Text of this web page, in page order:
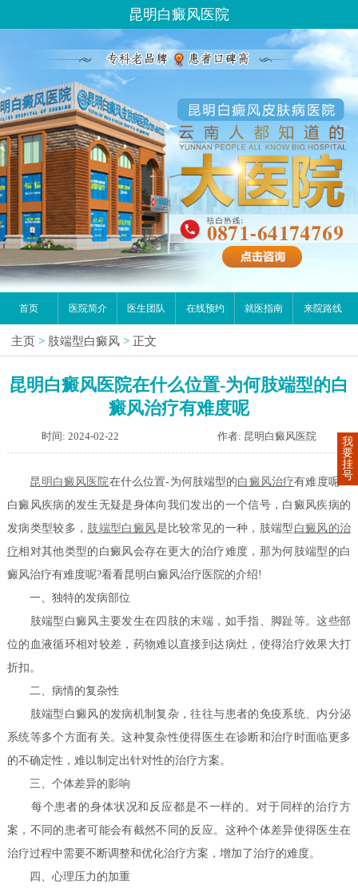
昆明白癜风医院
首页 医院简介 医生团队 在线预约 就医指南 来院路线
主页 > 肢端型白癜风 > 正文
昆明白癜风医院在什么位置-为何肢端型的白
癜风治疗有难度呢
时间: 2024-02-22 作者: 昆明白癜风医院
昆明白癜风医院在什么位置-为何肢端型的白癜风治疗有难度呢？
白癜风疾病的发生无疑是身体向我们发出的一个信号，白癜风疾病的
发病类型较多， 肢端型白癜风是比较常见的一种，肢端型 白癜风的治
疗相对其他类型的白癜风会存在更大的治疗难度，那为何肢端型的白
癜风治疗有难度呢?看看昆明白癜风治疗医院的介绍!
一、独特的发病部位
肢端型白癜风主要发生在四肢的末端，如手指、脚趾等。这些部
位的血液循环相对较差，药物难以直接到达病灶，使得治疗效果大打
折扣。
二、病情的复杂性
肢端型白癜风的发病机制复杂，往往与患者的免疫系统、内分泌
系统等多个方面有关。这种复杂性使得医生在诊断和治疗时面临更多
的不确定性，难以制定出针对性的治疗方案。
三、个体差异的影响
每个患者的身体状况和反应都是不一样的。对于同样的治疗方
案，不同的患者可能会有截然不同的反应。这种个体差异使得医生在
治疗过程中需要不断调整和优化治疗方案，增加了治疗的难度。
四、心理压力的加重
我
要
挂
号